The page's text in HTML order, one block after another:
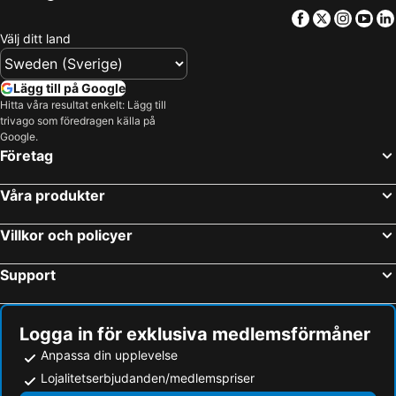
Facebook
Twitter
Välj ditt land
Lägg till på Google
Hitta våra resultat enkelt: Lägg till
trivago som föredragen källa på
Google.
Företag
Våra produkter
Villkor och policyer
Support
Logga in för exklusiva medlemsförmåner
Anpassa din upplevelse
Lojalitetserbjudanden/medlemspriser